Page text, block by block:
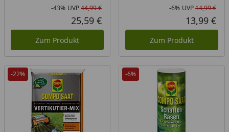
Rabatt in Prozent
-43%
Ursprünglicher Preis
UVP44,99 €
Aktueller Preis
25,59 €
Zum Produkt
-6% UVP14,99 €
13,99 €
Zum Produkt
-22% -6%